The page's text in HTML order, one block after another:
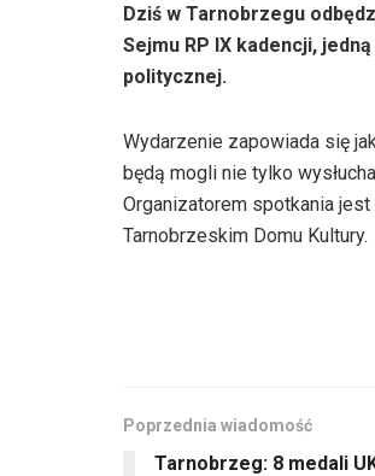
Dziś w Tarnobrzegu
Sejmu RP IX kadencji,
politycznej.
Wydarzenie zapowiada się
będą mogli nie tylko
Organizatorem spotkania
Tarnobrzeskim Domu Kultury.
Poprzednia wiadomość
Tarnobrzeg: 8 medali